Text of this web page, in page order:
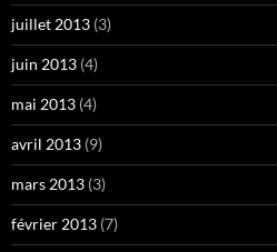
juillet 2013 (3)
juin 2013 (4)
mai 2013 (4)
avril 2013 (9)
mars 2013 (3)
février 2013 (7)